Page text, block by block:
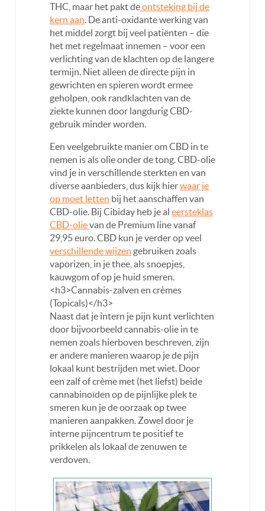
THC, maar het pakt deontsteking bij de
kern aan. De anti-oxidante werking van
het middel zorgt bij veel patiënten – die
het met regelmaat innemen – voor een
verlichting van de klachten op de langere
termijn. Niet alleen de directe pijn in
gewrichten en spieren wordt ermee
geholpen, ook randklachten van de
ziekte kunnen door langdurig CBD-
gebruik minder worden.
Een veelgebruikte manier om CBD in te
nemen is als olie onder de tong. CBD-olie
vind je in verschillende sterkten en van
diverse aanbieders, dus kijk hierwaar je
op moet letten bij het aanschaffen van
CBD-olie. Bij Cibiday heb je al eersteklas
CBD-olievan de Premium line vanaf
29,95 euro. CBD kun je verder op veel
verschillende wijzen gebruiken zoals
vaporizen, in je thee, als snoepjes,
kauwgom of op je huid smeren.
<h3>Cannabis-zalven en crèmes
(Topicals)</h3>
Naast dat je intern je pijn kunt verlichten
door bijvoorbeeld cannabis-olie in te
nemen zoals hierboven beschreven, zijn
er andere manieren waarop je de pijn
lokaal kunt bestrijden met wiet. Door
een zalf of crème met (het liefst) beide
cannabinoïden op de pijnlijke plek te
smeren kun je de oorzaak op twee
manieren aanpakken. Zowel door je
interne pijncentrum te positief te
prikkelen als lokaal de zenuwen te
verdoven.